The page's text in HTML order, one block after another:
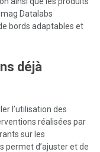
Datalabs
bords adaptables et
déjà
l’utilisation des
réalisées par
sur les
permet d’ajuster et de